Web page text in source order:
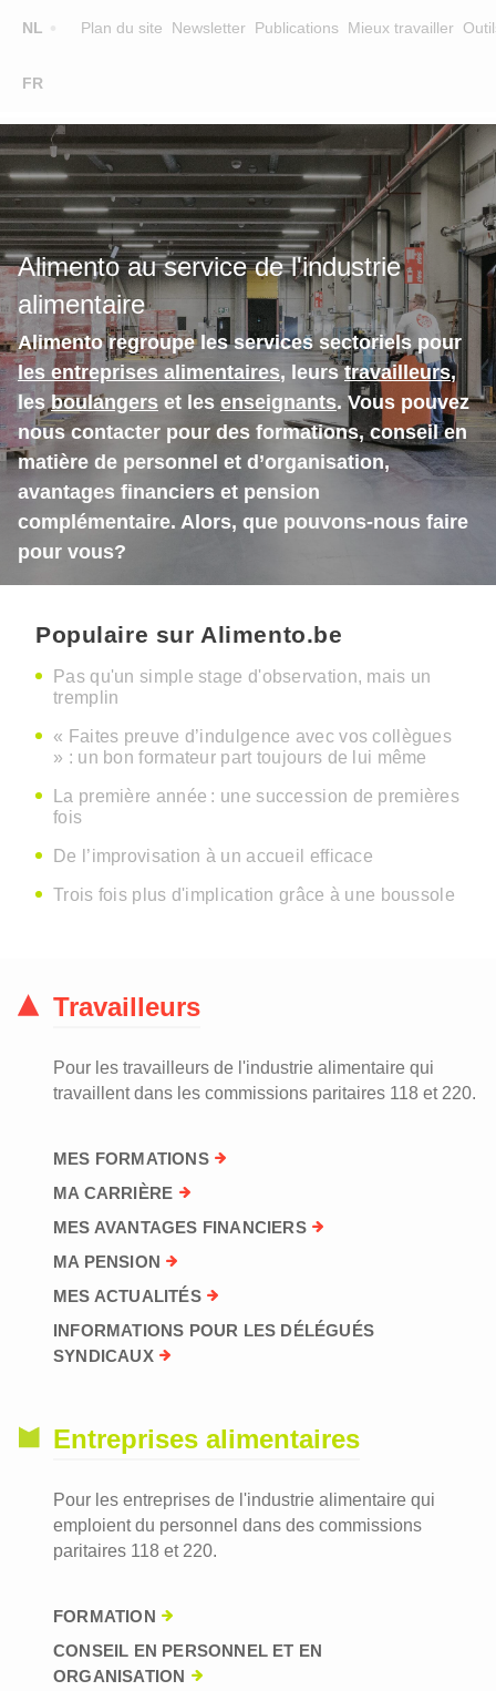
NL
FR
Plan du site Newsletter Publications Mieux travailler
Main
navigation
FORMATION
FORMATEURS
SUR ALIMENTO
EQUIPE
CONTACT
CHERCHER UNE FORMATION
Alimento au service de l'industrie
alimentaire
Alimento regroupe les services sectoriels pour
les entreprises alimentaires, leurstravailleurs,
lesboulangers et les enseignants. Vous pouvez
nous contacter pour des formations, conseil en
matière de personnel et d’organisation,
avantages financiers et pension
complémentaire. Alors, que pouvons-nous faire
pour vous?
Populaire sur Alimento.be
Pas qu'un simple stage d'observation, mais un
tremplin
« Faites preuve d’indulgence avec vos collègues
» : un bon formateur part toujours de lui même
La première année : une succession de premières
fois
De l’improvisation à un accueil efficace
Trois fois plus d'implication grâce à une boussole
Travailleurs
Pour les travailleurs de l'industrie alimentaire qui
travaillent dans les commissions paritaires 118 et 220.
MES FORMATIONS
MA CARRIÈRE
MES AVANTAGES FINANCIERS
MA PENSION
MES ACTUALITÉS
INFORMATIONS POUR LES DÉLÉGUÉS
SYNDICAUX
Entreprises alimentaires
Pour les entreprises de l'industrie alimentaire qui
emploient du personnel dans des commissions
paritaires 118 et 220.
FORMATION
CONSEIL EN PERSONNEL ET EN
ORGANISATION